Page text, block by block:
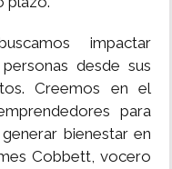
impactar
desde sus
Creemos en el
para
bienestar en
Cobbett, vocero